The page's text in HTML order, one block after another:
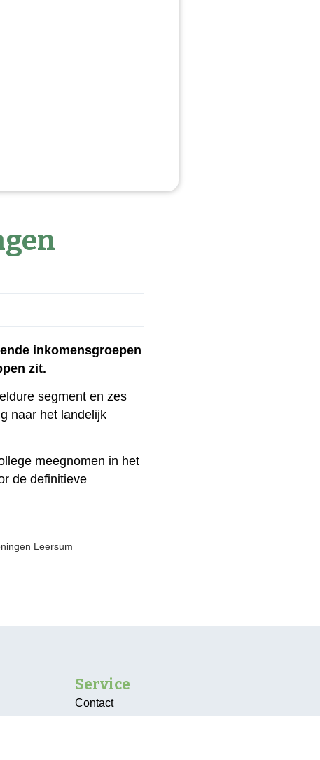
inkomensgroepen
zit.
segment en zes
naar het landelijk
meegnomen in het
de definitieve
Leersum
Service
Contact